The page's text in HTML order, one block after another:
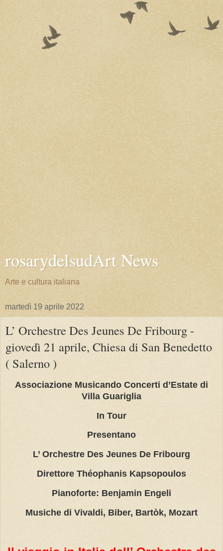
rosarydelsudArt News
Arte e cultura italiana
martedì 19 aprile 2022
L’ Orchestre Des Jeunes De Fribourg -
giovedì 21 aprile, Chiesa di San Benedetto
( Salerno )
Associazione Musicando Concerti d’Estate di
Villa Guariglia
In Tour
Presentano
L’ Orchestre Des Jeunes De Fribourg
Direttore Théophanis Kapsopoulos
Pianoforte: Benjamin Engeli
Musiche di Vivaldi, Biber, Bartòk, Mozart